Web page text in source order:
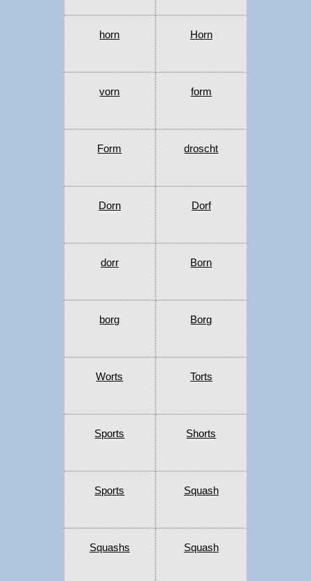
horn Horn
vorn form
Form droscht
Dorn Dorf
dorr Born
borg Borg
Worts Torts
Sports Shorts
Sports Squash
Squashs Squash